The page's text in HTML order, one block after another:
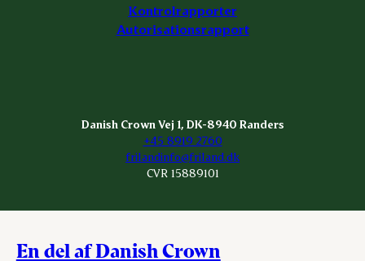
Kontrolrapporter
Autorisationsrapport
Danish Crown Vej 1, DK-8940 Randers
+45 8919 2760
frilandinfo@friland.dk
CVR 15889101
En del af Danish Crown